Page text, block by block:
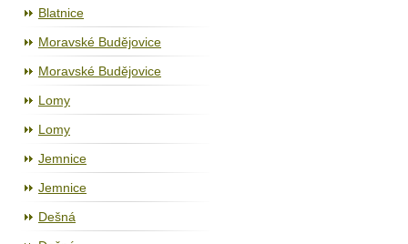
Blatnice
Moravské Budějovice
Moravské Budějovice
Lomy
Lomy
Jemnice
Jemnice
Dešná